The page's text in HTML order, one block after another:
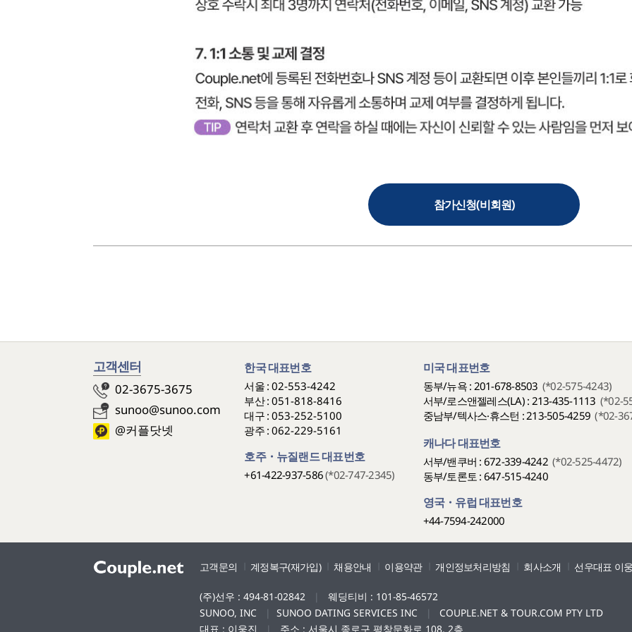
참가신청(비회원)
고객센터
02-3675-3675
sunoo@sunoo.com
@커플닷넷
한국 대표번호
서울 : 02-553-4242
부산 : 051-818-8416
대구 : 053-252-5100
광주 : 062-229-5161
호주・뉴질랜드 대표번호
+61-422-937-586(*02-747-2345)
미국 대표번호
동부/뉴욕 : 201-678-8503 (*02-575-4243)
서부/로스앤젤레스(LA) : 213-435-1113 (*02-
중남부/텍사스·휴스턴 : 213-505-4259 (*02-
캐나다 대표번호
서부/밴쿠버 : 672-339-4242 (*02-525-4472)
동부/토론토 : 647-515-4240
영국・유럽 대표번호
+44-7594-242000
고객문의 계정복구(재가입) 채용안내 이용약관 개인정보처리방침 회사소개 선우대표 이
(주)선우 : 494-81-02842 |
웨딩티비 : 101-85-46572
SUNOO, INC
| SUNOO DATING SERVICES INC |
COUPLE.NET & TOUR.COM PTY LTD
대표 : 이웅진
| 주소 : 서울시 종로구 평창문화로 108, 2층